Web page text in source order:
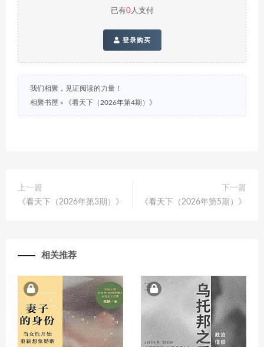
已有0人支付
登录购买
我们相聚，见证阅读的力量！
相聚书屋 » 《看天下（2026年第4期）》
上一篇
《看天下（2026年第3期）》
下一篇
《看天下（2026年第5期）》
相关推荐